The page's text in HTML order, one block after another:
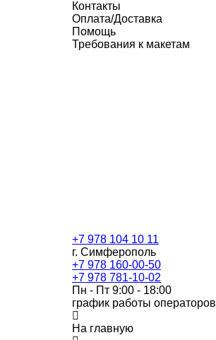
Контакты
Оплата/Доставка
Помощь
Требования к макетам
+7 978 104 10 11
г. Симферополь
+7 978 160-00-50
+7 978 781-10-02
Пн - Пт 9:00 - 18:00
график работы операторов
На главную